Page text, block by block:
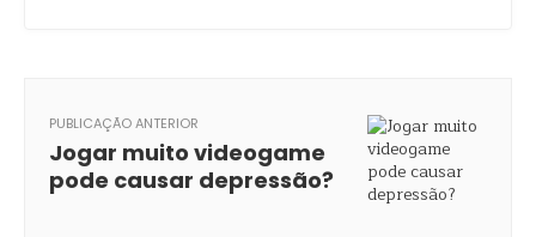
PUBLICAÇÃO ANTERIOR
Jogar muito videogame
pode causar depressão?